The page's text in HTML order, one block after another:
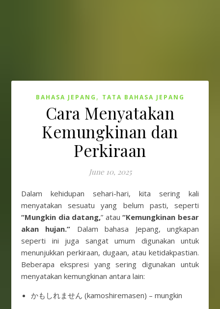
BAHASA JEPANG , TATA BAHASA JEPANG
Cara Menyatakan
Kemungkinan dan
Perkiraan
June 10, 2025
Dalam kehidupan sehari-hari, kita sering kali
menyatakan sesuatu yang belum pasti, seperti
“Mungkin dia datang,” atau“Kemungkinan besar
akan hujan.” Dalam bahasa Jepang, ungkapan
seperti ini juga sangat umum digunakan untuk
menunjukkan perkiraan, dugaan, atau ketidakpastian.
Beberapa ekspresi yang sering digunakan untuk
menyatakan kemungkinan antara lain:
かもしれません (kamoshiremasen) – mungkin